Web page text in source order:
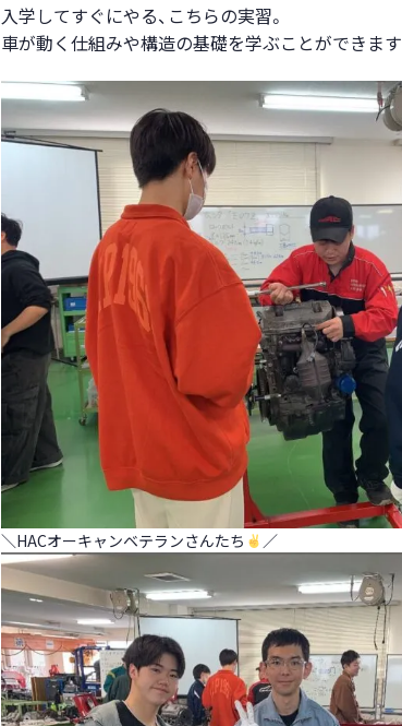
入学してすぐにやる、こちらの実習。
車が動く仕組みや構造の基礎を学ぶことができます
＼HACオーキャンベテランさんたち ／